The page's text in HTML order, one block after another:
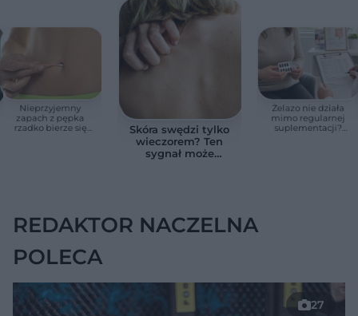
Nieprzyjemny
zapach z pępka
rzadko bierze się
Skóra swędzi tylko
wieczorem? Ten
sygnał może
Żelazo nie działa
mimo regularnej
suplementacji?
REDAKTOR NACZELNA
POLECA
27